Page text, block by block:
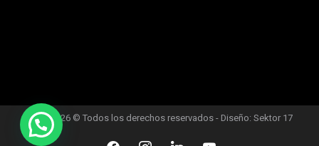
CEC - 2026 © Todos los derechos reservados - Diseño: Sektor 17